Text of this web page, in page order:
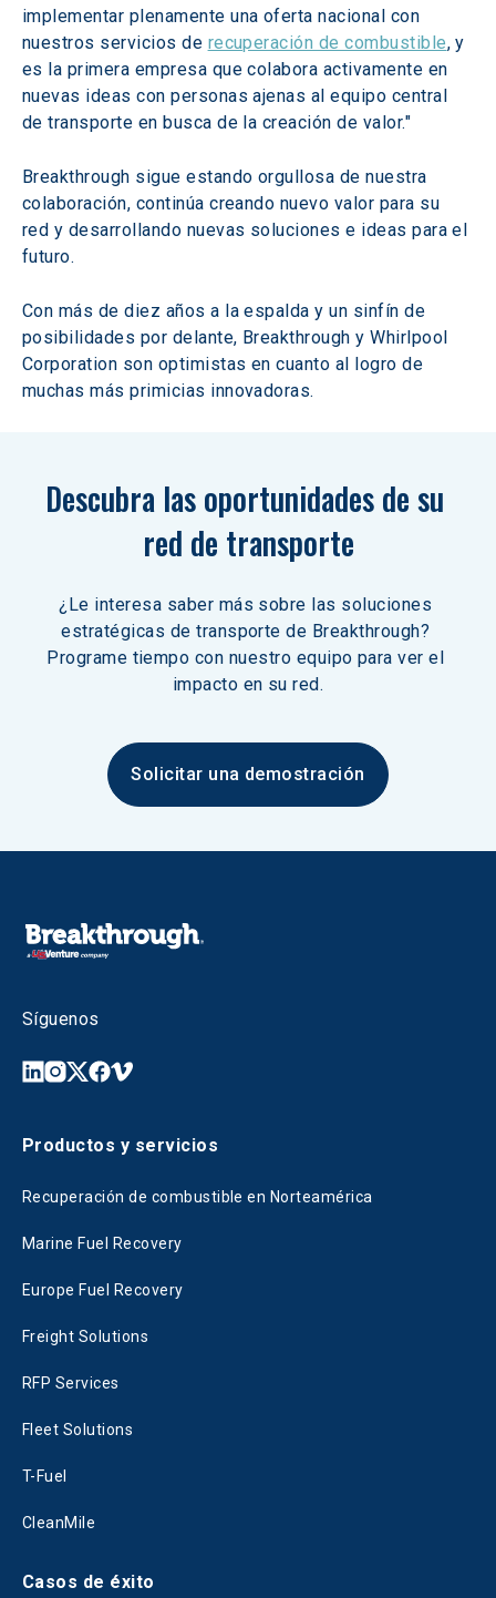
implementar plenamente una oferta nacional con
nuestros servicios de recuperación de combustible, y
es la primera empresa que colabora activamente en
nuevas ideas con personas ajenas al equipo central
de transporte en busca de la creación de valor."
Breakthrough sigue estando orgullosa de nuestra
colaboración, continúa creando nuevo valor para su
red y desarrollando nuevas soluciones e ideas para el
futuro.
Con más de diez años a la espalda y un sinfín de
posibilidades por delante, Breakthrough y Whirlpool
Corporation son optimistas en cuanto al logro de
muchas más primicias innovadoras.
Descubra las oportunidades de su
red de transporte
¿Le interesa saber más sobre las soluciones
estratégicas de transporte de Breakthrough?
Programe tiempo con nuestro equipo para ver el
impacto en su red.
Solicitar una demostración
Síguenos
Productos y servicios
Recuperación de combustible en Norteamérica
Marine Fuel Recovery
Europe Fuel Recovery
Freight Solutions
RFP Services
Fleet Solutions
T-Fuel
CleanMile
Casos de éxito